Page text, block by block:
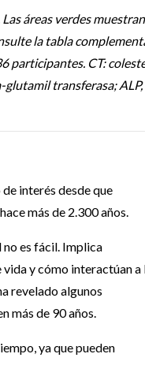
áreas verdes
la tabla
participantes. CT:
glutamil transferasa; ALP,
interés desde que
más de 2.300 años.
no es fácil. Implica
y cómo interactúan a
revelado algunos
más de 90 años.
ya que pueden